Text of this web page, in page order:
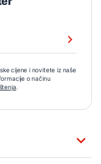
cijene i novitete iz naše
o načinu
.